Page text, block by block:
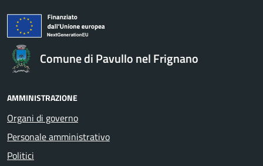
Comune di Pavullo nel Frignano
AMMINISTRAZIONE
Organi di governo
Personale amministrativo
Politici